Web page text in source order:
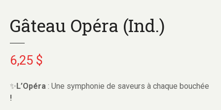
Gâteau Opéra (Ind.)
6,25 $
✨L’Opéra : Une symphonie de saveurs à chaque bouchée
!